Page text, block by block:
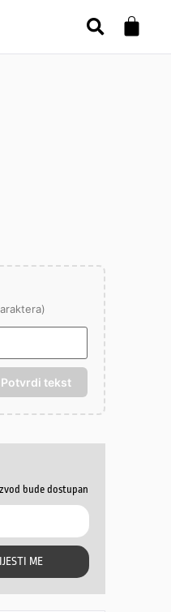
tekst
bude dostupan
ME